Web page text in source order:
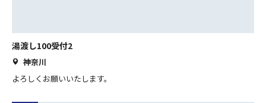
湯渡し100受付2
神奈川
よろしくお願いいたします。